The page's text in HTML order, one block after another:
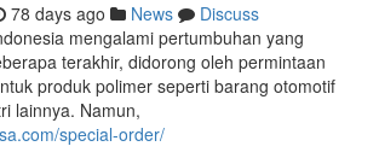
78 days ago News
Discuss
mengalami pertumbuhan yang
terakhir, didorong oleh permintaan
produk polimer seperti barang otomotif
lainnya. Namun,
special-order/